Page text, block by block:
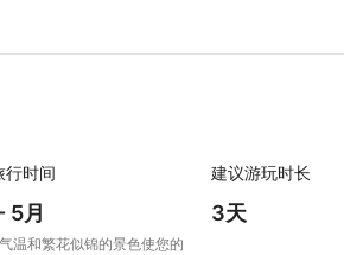
行时间
5月
温和繁花似锦的景色使您的
建议游玩时长
3天